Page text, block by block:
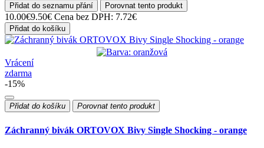
Přidat do seznamu přání Porovnat tento produkt
10.00€9.50€ Cena bez DPH: 7.72€
Přidat do košíku
Vrácení
zdarma
-15%
Přidat do košíku Porovnat tento produkt
Záchranný bivák ORTOVOX Bivy Single Shocking - orange